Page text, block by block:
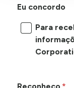
Eu concordo
Para